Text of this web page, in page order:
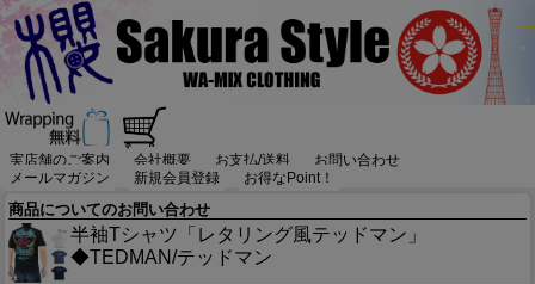
実店舗のご案内 会社概要 お支払/送料
お問い合わせ
メールマガジン
新規会員登録 お得なPoint！
商品についてのお問い合わせ
半袖Tシャツ「レタリング風テッドマン」
◆TEDMAN/テッドマン